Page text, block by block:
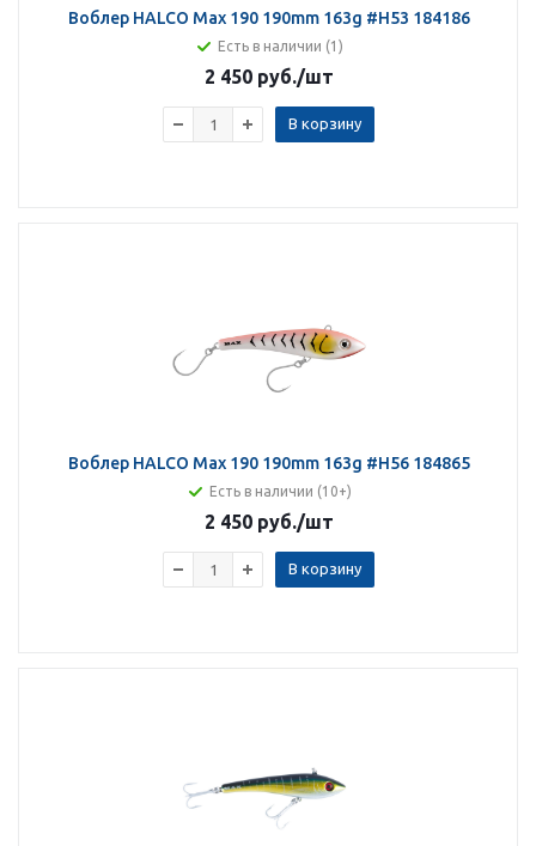
Воблер HALCO Max 190 190mm 163g #H53 184186
Есть в наличии (1)
2 450 руб./шт
В корзину
Воблер HALCO Max 190 190mm 163g #H56 184865
Есть в наличии (10+)
2 450 руб./шт
В корзину